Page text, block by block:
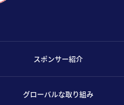
スポンサー紹介
グローバルな取り組み